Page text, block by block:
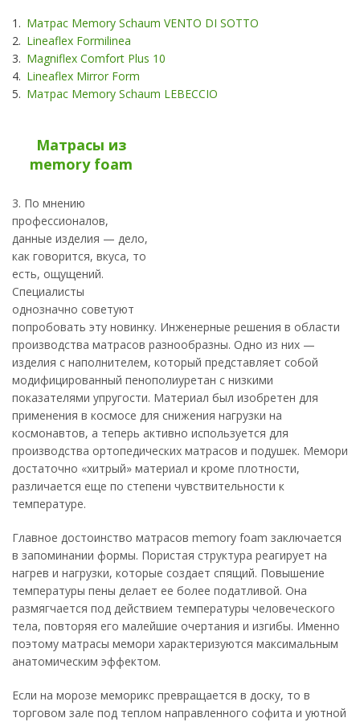
Матрас Memory Schaum VENTO DI SOTTO
Lineaflex Formilinea
Magniflex Comfort Plus 10
Lineaflex Mirror Form
Матрас Memory Schaum LEBECCIO
Матрасы из
memory foam
3. По мнению
профессионалов,
данные изделия — дело,
как говорится, вкуса, то
есть, ощущений.
Специалисты
однозначно советуют
попробовать эту новинку. Инженерные решения в области
производства матрасов разнообразны. Одно из них —
изделия с наполнителем, который представляет собой
модифицированный пенополиуретан с низкими
показателями упругости. Материал был изобретен для
применения в космосе для снижения нагрузки на
космонавтов, а теперь активно используется для
производства ортопедических матрасов и подушек. Мемори
достаточно «хитрый» материал и кроме плотности,
различается еще по степени чувствительности к
температуре.
Главное достоинство матрасов memory foam заключается
в запоминании формы. Пористая структура реагирует на
нагрев и нагрузки, которые создает спящий. Повышение
температуры пены делает ее более податливой. Она
размягчается под действием температуры человеческого
тела, повторяя его малейшие очертания и изгибы. Именно
поэтому матрасы мемори характеризуются максимальным
анатомическим эффектом.
Если на морозе меморикс превращается в доску, то в
торговом зале под теплом направленного софита и уютной